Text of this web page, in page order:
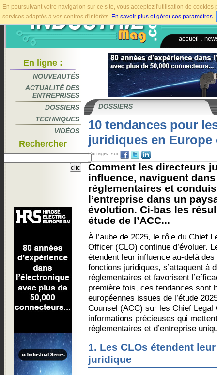
En poursuivant votre navigation sur ce site, vous acceptez l'utilisation de
services adaptés à vos centres d'intérêts. En savoir plus et gérer ces paramètres.
accueil
En ligne :
NOUVEAUTÉS
ACTUALITÉ DES
ENTREPRISES
DOSSIERS
TECHNIQUES
VIDÉOS
Rechercher
DOSSIERS
10 tendances pour
juridiques en Europe
Partagez sur
Comment les directeurs
influence, naviguent
réglementaires et
l’entreprise dans un
évolution. Ci-bas les
étude de l’ACC...
À l’aube de 2025, le rôle du Chief
Officer (CLO) continue d’évoluer.
étendent leur influence au-delà des
fonctions juridiques, s’attaquent à
réglementaires et favorisent
première fois, ces tendances sont
européennes issues de l’étude
Counsel (ACC) sur les Chief
informations précieuses qui
réglementaires et d’entreprise
1. Les CLOs étendent
juridique